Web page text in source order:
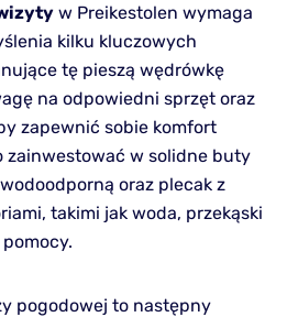
w Preikestolen wymaga
kilku kluczowych
tę pieszą wędrówkę
na odpowiedni sprzęt oraz
zapewnić sobie komfort
zainwestować w solidne buty
oraz plecak z
takimi jak woda, przekąski
pogodowej to następny